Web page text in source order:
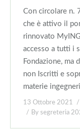
Con circolare n.
che è attivo il
rinnovato
accesso a tutti i
Fondazione, ma
non Iscritti e
materie
13 Ottobre 2021
By segreteria